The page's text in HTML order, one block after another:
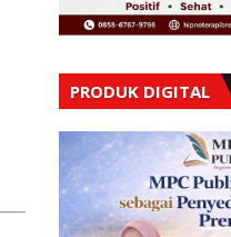
PRODUK DIGITAL